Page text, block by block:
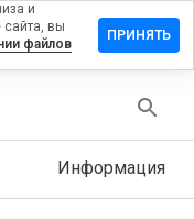
Информация
и
вы
файлов
ПРИНЯТЬ